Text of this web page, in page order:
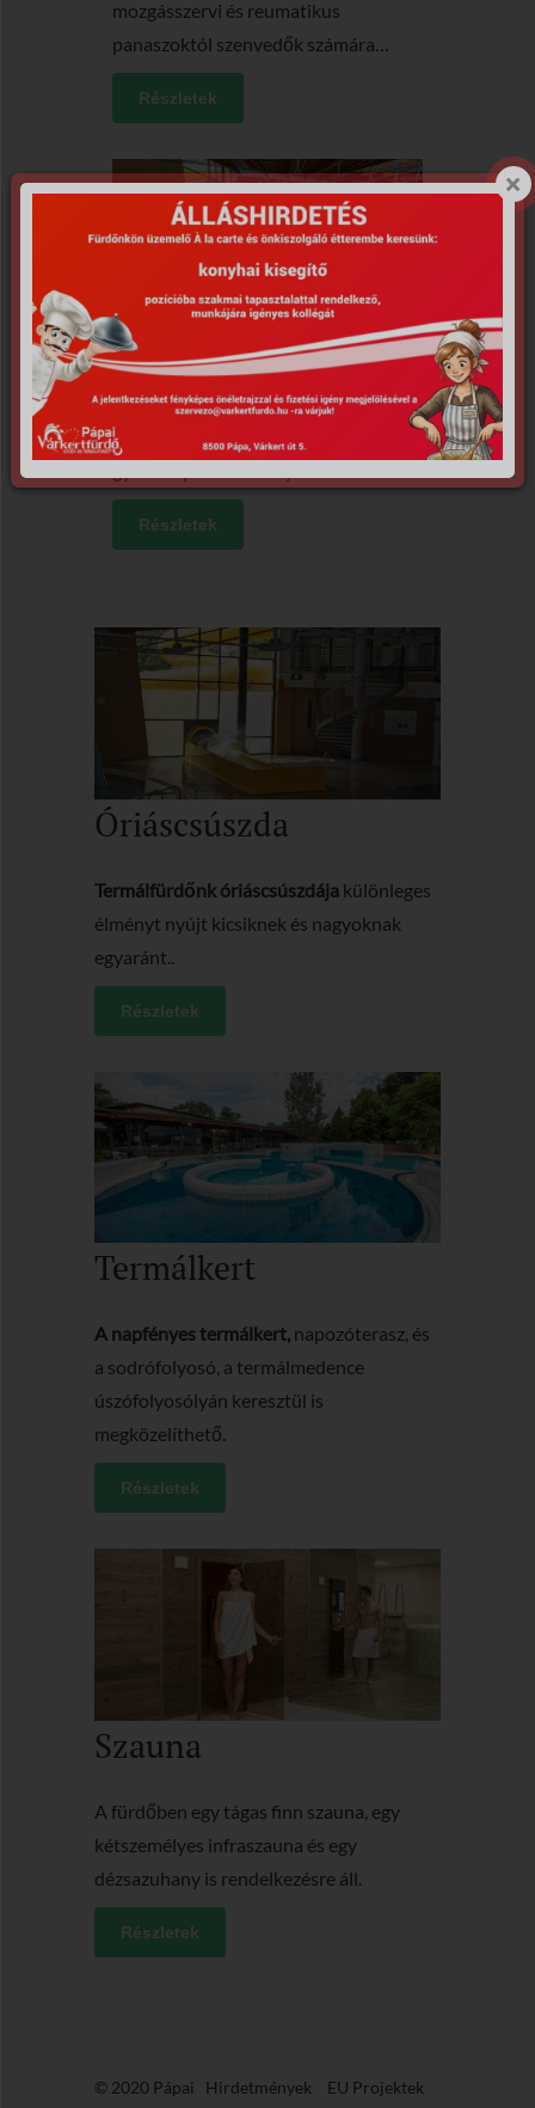
mozgásszervi és reumatikus
panaszoktól szenvedők számára…
Részletek
Gyermekpancsoló
Termálfürdőnkben a legkisebbeket 15
cm vízmélységű, 30-32 °C-os
Részletek
Óriáscsúszda
Termálfürdőnk óriáscsúszdája különleges
élményt nyújt kicsiknek és nagyoknak
egyaránt..
Részletek
Termálkert
A napfényes termálkert, napozóterasz, és
a sodrófolyosó, a termálmedence
úszófolyosólyán keresztül is
megközelíthető.
Részletek
Szauna
A fürdőben egy tágas finn szauna, egy
kétszemélyes infraszauna és egy
dézsazuhany is rendelkezésre áll.
Részletek
© 2020 Pápai Hirdetmények EU Projektek